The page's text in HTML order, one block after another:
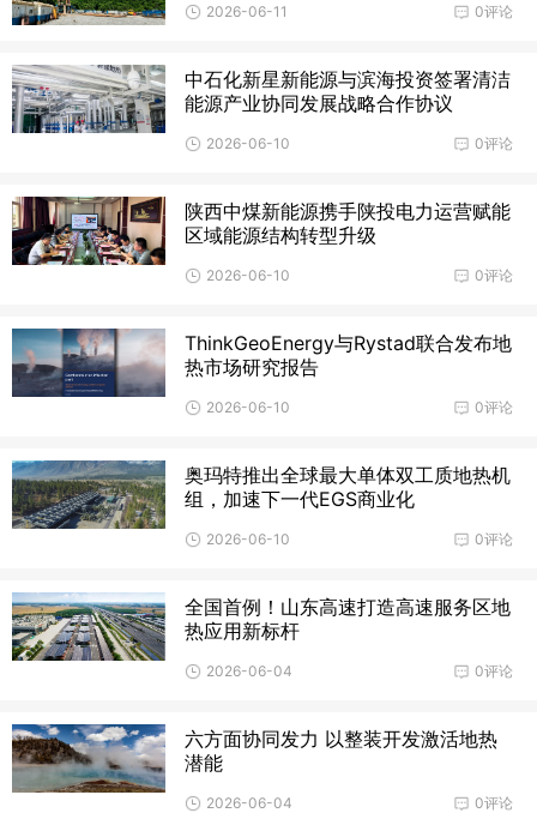
0评论
2026-06-11
中石化新星新能源与滨海投资签署清洁
能源产业协同发展战略合作协议
0评论
2026-06-10
陕西中煤新能源携手陕投电力运营赋能
区域能源结构转型升级
0评论
2026-06-10
ThinkGeoEnergy与Rystad联合发布地
热市场研究报告
0评论
2026-06-10
奥玛特推出全球最大单体双工质地热机
组，加速下一代EGS商业化
0评论
2026-06-10
全国首例！山东高速打造高速服务区地
热应用新标杆
0评论
2026-06-04
六方面协同发力 以整装开发激活地热
潜能
0评论
2026-06-04